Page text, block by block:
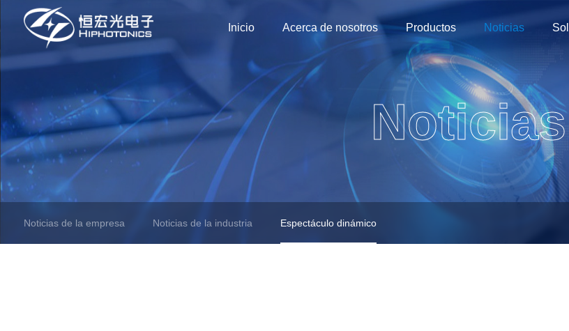
Inicio Acerca de nosotros Productos Noticias
Noticias
Noticias de la empresa Noticias de la industria Espectáculo dinámico